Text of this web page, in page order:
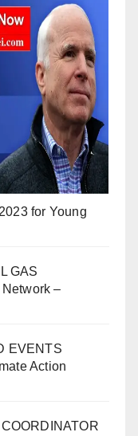
for Young
GAS
–
EVENTS
Action